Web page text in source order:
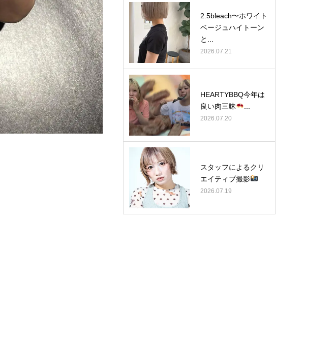
2.5bleach〜ホワイト
ベージュ⁡ハイトーン
と...
2026.07.21
HEARTYBBQ今年は
良い肉三昧
2026.07.20
スタッフによるクリ
エイティブ撮影
2026.07.19